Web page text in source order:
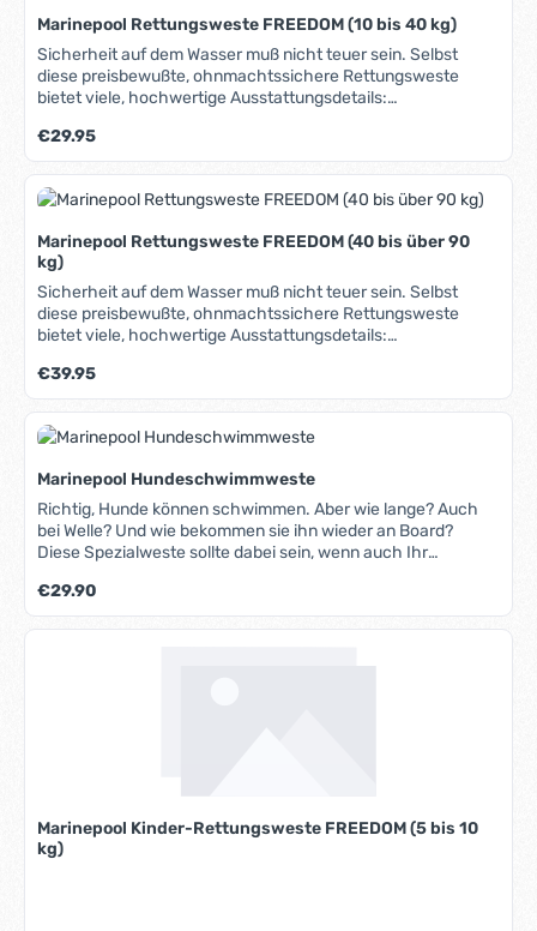
Marinepool Rettungsweste FREEDOM (10 bis 40 kg)
Sicherheit auf dem Wasser muß nicht teuer sein. Selbst
diese preisbewußte, ohnmachtssichere Rettungsweste
bietet viele, hochwertige Ausstattungsdetails:
der ein Herausrutschen verhindert, Reflexstreifen, die auf
eine Entfernung bis zu 1,2 km reflektieren, Signalpfeife, hohe
Bewegungsfreiheit durch optimierten Schnitt und flachen
Kragen.
Regulärer Preis:
€29.95
Marinepool Rettungsweste FREEDOM (40 bis über 90
kg)
Sicherheit auf dem Wasser muß nicht teuer sein. Selbst
diese preisbewußte, ohnmachtssichere Rettungsweste
bietet viele, hochwertige Ausstattungsdetails:
der ein Herausrutschen verhindert, Reflexstreifen, die auf
eine Entfernung bis zu 1,2 km reflektieren, Signalpfeife, hohe
Bewegungsfreiheit durch optimierten Schnitt und flachen
Kragen.
Regulärer Preis:
€39.95
Marinepool Hundeschwimmweste
Richtig, Hunde können schwimmen. Aber wie lange? Auch
bei Welle? Und wie bekommen sie ihn wieder an Board?
Diese Spezialweste sollte dabei sein, wenn auch Ihr
ermöglicht es, den Hund bequem wieder in das Boot zu
heben. Vier verschiedene Größen und einstellbare
Regulärer Preis:
€29.90
Marinepool Kinder-Rettungsweste FREEDOM (5 bis 10
kg)